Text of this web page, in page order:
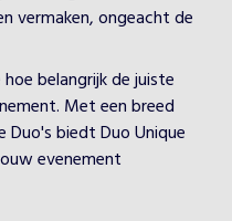
vermaken, ongeacht de
belangrijk de juiste
Met een breed
biedt Duo Unique
evenement